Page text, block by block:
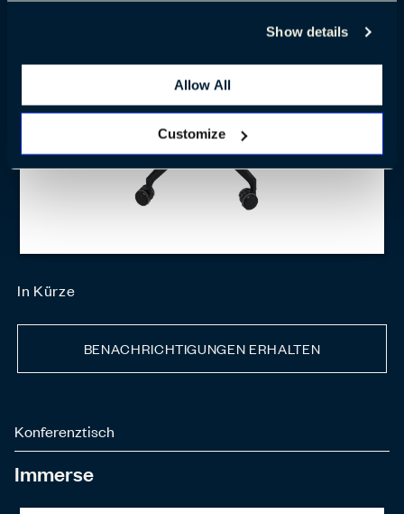
Show details
Allow All
Customize
In Kürze
BENACHRICHTIGUNGEN ERHALTEN
Konferenztisch
Immerse